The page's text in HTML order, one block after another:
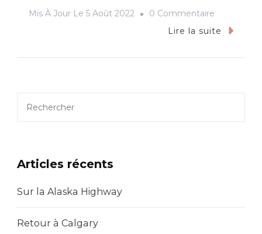
Mis À Jour Le 5 Août 2022 0 Commentaire
Visite
Lire la suite
Articles récents
Sur la Alaska Highway
Retour à Calgary